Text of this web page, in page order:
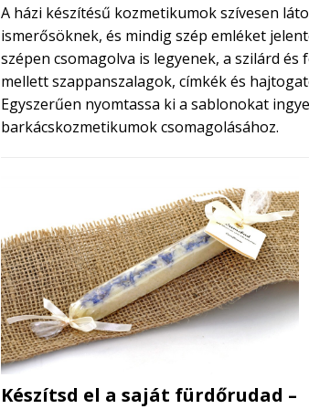
A házi készítésű kozmetikumok szívesen
ismerősöknek, és mindig szép emléket
szépen csomagolva is legyenek, a szilárd
mellett szappanszalagok, címkék és
Egyszerűen nyomtassa ki a sablonokat
barkácskozmetikumok csomagolásához.
Készítsd el a saját fürdőrudad –